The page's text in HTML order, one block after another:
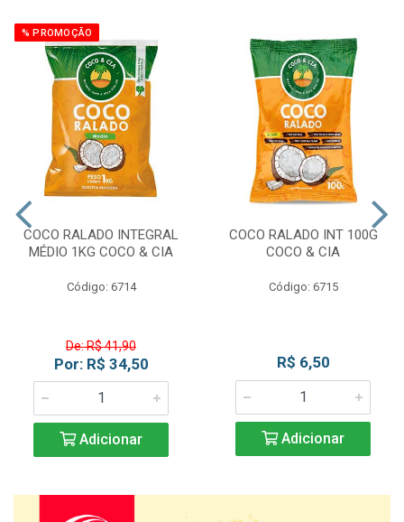
% PROMOÇÃO
COCO RALADO INTEGRAL
MÉDIO 1KG COCO & CIA
Código: 6714
De: R$ 41,90
Por: R$ 34,50
Adicionar
COCO RALADO INT 100G
COCO & CIA
Código: 6715
R$ 6,50
Adicionar